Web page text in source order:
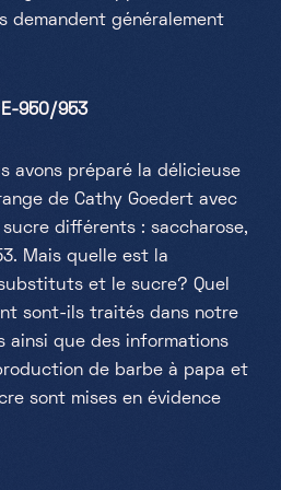
demandent généralement
E-950/953
avons préparé la délicieuse
de Cathy Goedert avec
différents : saccharose,
Mais quelle est la
et le sucre? Quel
sont-ils traités dans notre
ainsi que des informations
de barbe à papa et
sont mises en évidence